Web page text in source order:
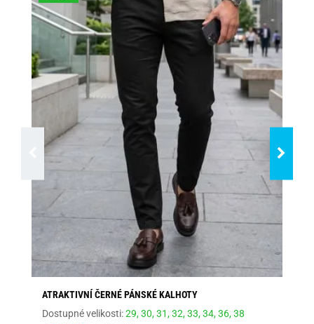
ATRAKTIVNÍ ČERNÉ PÁNSKÉ KALHOTY
Dostupné velikosti:29,30,31,32,33,34,36,38